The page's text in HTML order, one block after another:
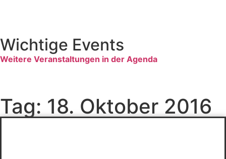
Wichtige Events
Weitere Veranstaltungen in der Agenda
Tag: 18. Oktober 2016